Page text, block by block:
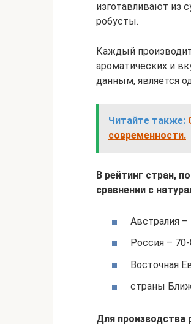
изготавливают из
робусты.
Каждый
ароматических и
данным, является
Читайте также:
современности.
В рейтинг стран,
сравнении с
Австралия –
Россия – 70-
Восточная
страны
Для производства